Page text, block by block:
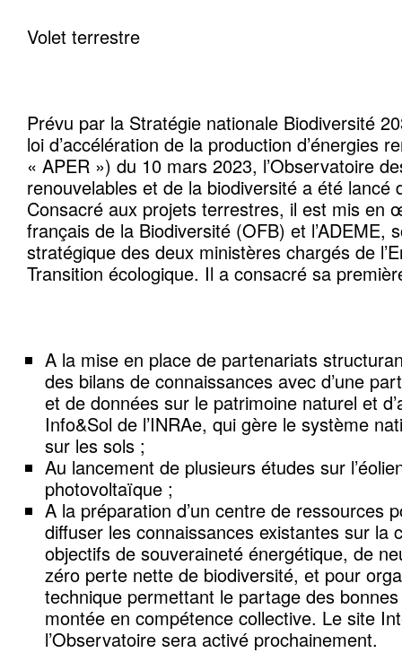
Volet terrestre
Prévu par la Stratégie nationale Biodiversité
loi d’accélération de la production d’énergies
« APER ») du 10 mars 2023, l’Observatoire
renouvelables et de la biodiversité a été lancé
Consacré aux projets terrestres, il est mis en
français de la Biodiversité (OFB) et l’ADEME,
stratégique des deux ministères chargés de
Transition écologique. Il a consacré sa
A la mise en place de partenariats
des bilans de connaissances avec d’une
et de données sur le patrimoine naturel et
Info&Sol de l’INRAe, qui gère le système
sur les sols ;
Au lancement de plusieurs études sur
photovoltaïque ;
A la préparation d’un centre de ressources
diffuser les connaissances existantes sur la
objectifs de souveraineté énergétique, de
zéro perte nette de biodiversité, et pour
technique permettant le partage des
montée en compétence collective. Le site
l’Observatoire sera activé prochainement.